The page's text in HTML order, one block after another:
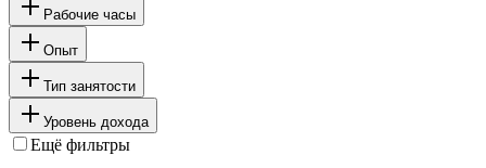
Рабочие часы
Опыт
Тип занятости
Уровень дохода
Ещё фильтры